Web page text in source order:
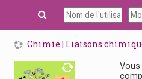
Chimie | Liaisons